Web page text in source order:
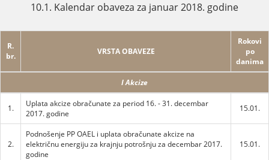
10.1. Kalendar obaveza za januar 2018. godine
R.
br.
VRSTA OBAVEZE
Rokovi
po
danima
I Akcize
1.
Uplata akcize obračunate za period 16. - 31. decembar
2017. godine
15.01.
2.
Podnošenje PP OAEL i uplata obračunate akcize na
električnu energiju za krajnju potrošnju za decembar 2017.
godine
15.01.